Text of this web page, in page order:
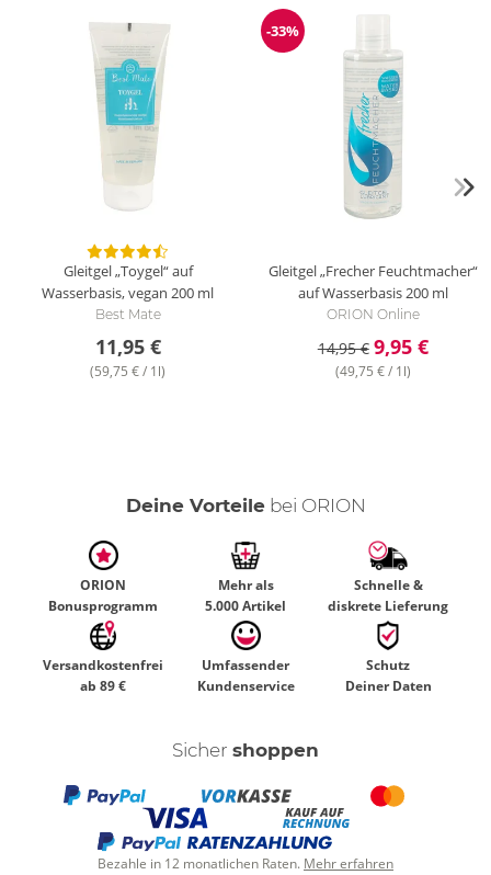
Gleitgel „Toygel“ auf
Wasserbasis, vegan 200 ml
Best Mate
11,95 €
(59,75 € / 1l)
Reduzierung
-33%
Gleitgel „Frecher Feuchtmacher“
auf Wasserbasis200 ml
ORION Online
14,95 € 9,95 €
(49,75 € / 1l)
Deine Vorteilebei ORION
ORION
Bonusprogramm
Mehr als
5.000 Artikel
Schnelle &
diskrete Lieferung
Versandkostenfrei
ab 89 €
Umfassender
Kundenservice
Schutz
Deiner Daten
Sicher shoppen
Bezahle in 12 monatlichen Raten. Mehr erfahren